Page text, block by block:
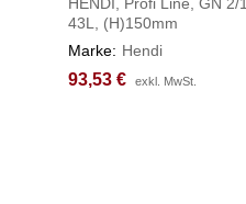
43L, (H)150mm
Marke: Hendi
93,53 € exkl. MwSt.
93,53 € exkl. MwSt.